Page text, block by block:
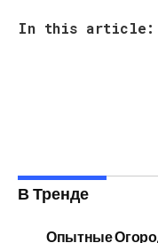
In this article:
В Тренде
Опытные